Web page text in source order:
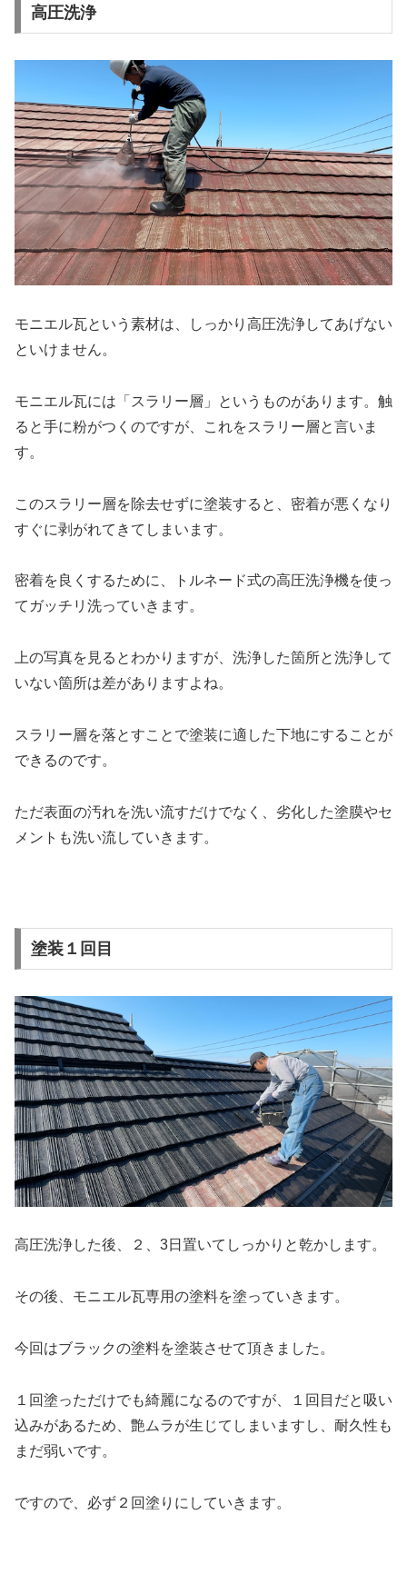
高圧洗浄
モニエル瓦という素材は、しっかり高圧洗浄してあげない
といけません。
モニエル瓦には「スラリー層」というものがあります。触
ると手に粉がつくのですが、これをスラリー層と言いま
す。
このスラリー層を除去せずに塗装すると、密着が悪くなり
すぐに剥がれてきてしまいます。
密着を良くするために、トルネード式の高圧洗浄機を使っ
てガッチリ洗っていきます。
上の写真を見るとわかりますが、洗浄した箇所と洗浄して
いない箇所は差がありますよね。
スラリー層を落とすことで塗装に適した下地にすることが
できるのです。
ただ表面の汚れを洗い流すだけでなく、劣化した塗膜やセ
メントも洗い流していきます。
塗装１回目
高圧洗浄した後、２、3日置いてしっかりと乾かします。
その後、モニエル瓦専用の塗料を塗っていきます。
今回はブラックの塗料を塗装させて頂きました。
１回塗っただけでも綺麗になるのですが、１回目だと吸い
込みがあるため、艶ムラが生じてしまいますし、耐久性も
まだ弱いです。
ですので、必ず２回塗りにしていきます。